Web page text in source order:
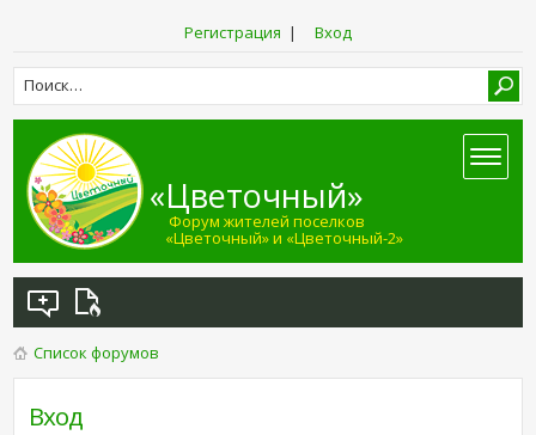
Регистрация | Вход
«Цветочный»
Форум жителей поселков
«Цветочный» и «Цветочный-2»
Список форумов
Вход